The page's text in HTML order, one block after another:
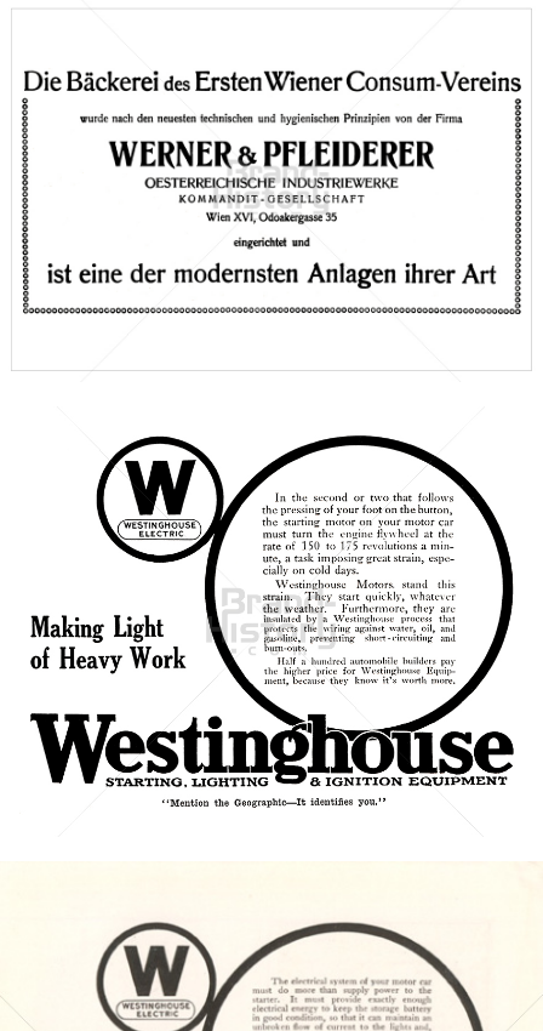
Werner & Pfleiderer
Werner & Pfleiderer Lebensmitteltechnik GmbH
WESTINGHOUSE ELECTRIC
Westinghouse Electric Corporation
1916
Bild-ID: 4381